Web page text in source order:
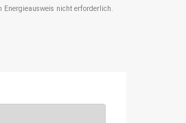
nicht erforderlich.